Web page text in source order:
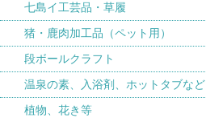
七島イ工芸品・草履
猪・鹿肉加工品（ペット用）
段ボールクラフト
温泉の素、入浴剤、ホットタブなど
植物、花き等